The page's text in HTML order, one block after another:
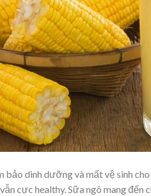
bảo dinh dưỡng và mất vệ sinh
cực healthy. Sữa ngô mang